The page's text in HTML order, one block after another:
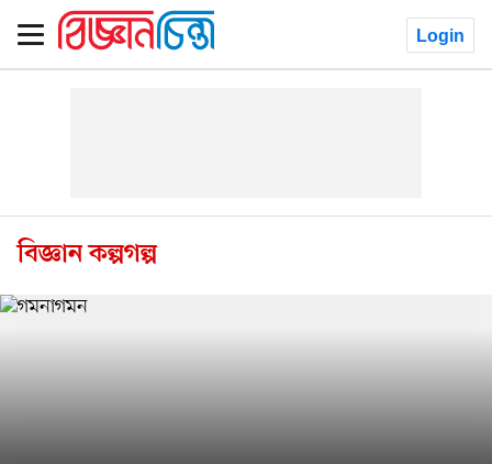
Login
বিজ্ঞান কল্পগল্প